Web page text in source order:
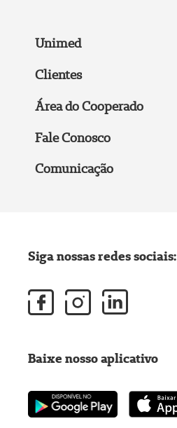
Unimed
Clientes
Área do Cooperado
Fale Conosco
Comunicação
Siga nossas redes sociais:
Baixe nosso aplicativo